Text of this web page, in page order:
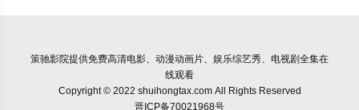
策驰影院提供免费高清电影、动漫动画片、娱乐综艺秀、电视剧全集在
线观看
Copyright © 2022 shuihongtax.com All Rights Reserved
晋ICP备70021968号